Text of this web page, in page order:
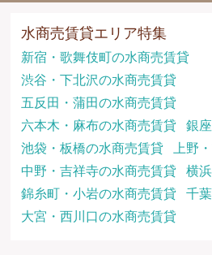
水商売賃貸エリア特集
新宿・歌舞伎町の水商売賃貸
渋谷・下北沢の水商売賃貸
五反田・蒲田の水商売賃貸
六本木・麻布の水商売賃貸
銀
池袋・板橋の水商売賃貸
上野
中野・吉祥寺の水商売賃貸
横
錦糸町・小岩の水商売賃貸
千
大宮・西川口の水商売賃貸